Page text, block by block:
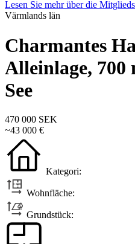
Lesen Sie mehr über die
Värmlands län
Charmantes
Alleinlage, 700
See
470 000 SEK
~43 000 €
Kategori:
Wohnfläche:
Grundstück: